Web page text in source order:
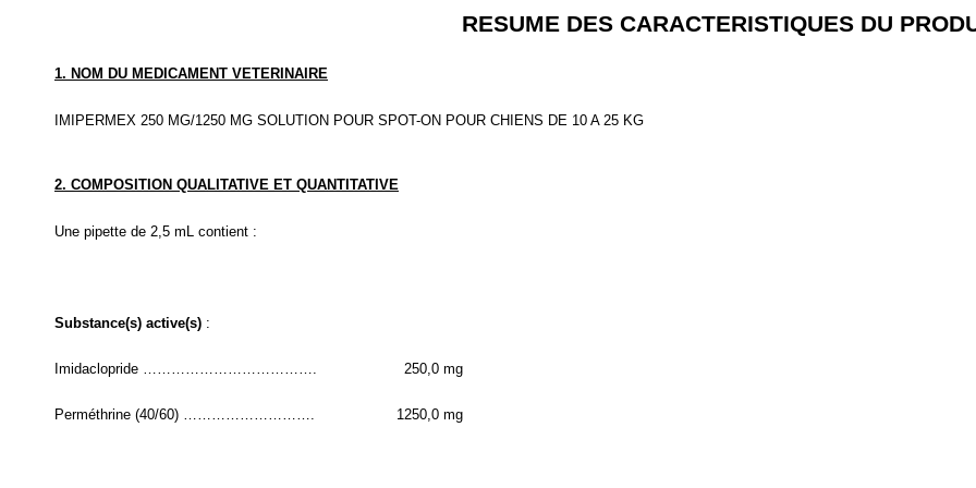
RESUME DES CARACTERISTIQUES DU
1. NOM DU MEDICAMENT VETERINAIRE
IMIPERMEX 250 MG/1250 MG SOLUTION POUR SPOT-ON POUR CHIENS DE 10 A 25 KG
2. COMPOSITION QUALITATIVE ET QUANTITATIVE
Une pipette de 2,5 mL contient :
Substance(s) active(s) :
Imidaclopride ………………………………. 250,0 mg
Perméthrine (40/60) ………………………. 1250,0 mg